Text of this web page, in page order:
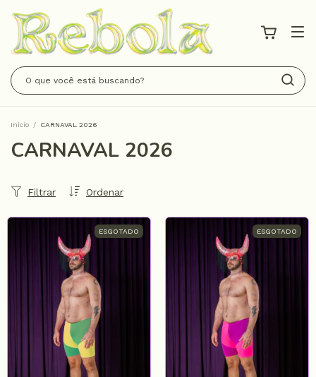
Início / CARNAVAL 2026
CARNAVAL 2026
Ordenar
Filtrar
ESGOTADO ESGOTADO